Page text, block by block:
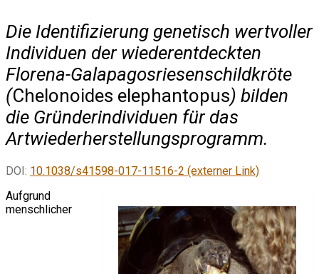
Die Identifizierung genetisch wertvoller
Individuen der wiederentdeckten
Florena-Galapagosriesenschildkröte
(Chelonoides elephantopus) bilden
die Gründerindividuen für das
Artwiederherstellungsprogramm.
DOI: 10.1038/s41598-017-11516-2 (externer Link)
Aufgrund
menschlicher